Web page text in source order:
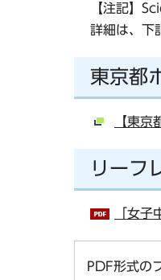
【注記】
詳細は、下
東京都
【東
リーフ
「女
PDF形式の